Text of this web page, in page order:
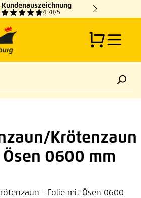
Kundenauszeichnung
4.78/5
Krötenzaun
0600 mm